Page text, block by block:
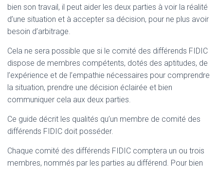
bien son travail, il peut aider les deux parties à voir la réalité
d’une situation et à accepter sa décision, pour ne plus avoir
besoin d’arbitrage.
Cela ne sera possible que si le comité des différends FIDIC
dispose de membres compétents, dotés des aptitudes, de
l’expérience et de l’empathie nécessaires pour comprendre
la situation, prendre une décision éclairée et bien
communiquer cela aux deux parties.
Ce guide décrit les qualités qu’un membre de comité des
différends FIDIC doit posséder.
Chaque comité des différends FIDIC comptera un ou trois
membres, nommés par les parties au différend. Pour bien